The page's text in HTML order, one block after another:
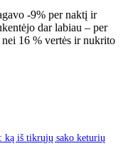
-9% per naktį ir
dar labiau – per
nei 16 % vertės ir nukrito
ką iš tikrųjų sako keturių